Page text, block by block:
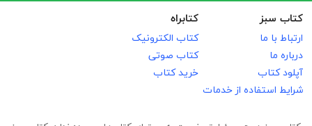
کتاب سبز
ارتباط با ما
درباره ما
آپلود کتاب
شرایط استفاده از خدمات
کتابراه
کتاب الکترونیک
کتاب صوتی
خرید کتاب